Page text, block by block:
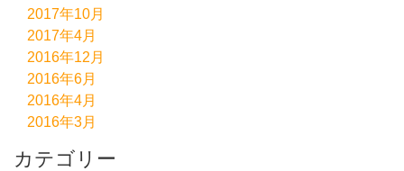
2017年10月
2017年4月
2016年12月
2016年6月
2016年4月
2016年3月
カテゴリー